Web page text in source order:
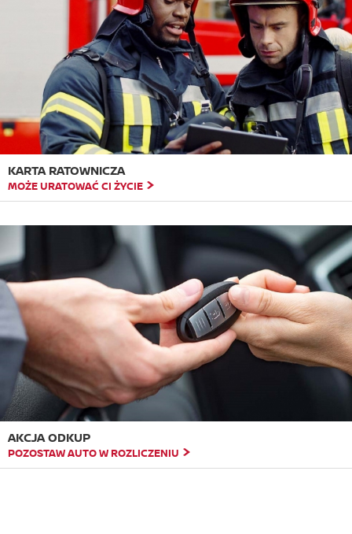
KARTA RATOWNICZA
MOŻE URATOWAĆ CI ŻYCIE
AKCJA ODKUP
POZOSTAW AUTO W ROZLICZENIU